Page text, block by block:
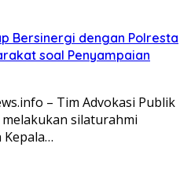
Bersinergi dengan Polresta
soal Penyampaian
– Tim Advokasi Publik
silaturahmi
Kepala…